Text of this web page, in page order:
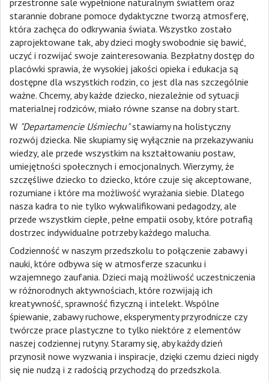
przestronne sale wypełnione naturalnym światłem oraz
starannie dobrane pomoce dydaktyczne tworzą atmosferę,
która zachęca do odkrywania świata. Wszystko zostało
zaprojektowane tak, aby dzieci mogły swobodnie się bawić,
uczyć i rozwijać swoje zainteresowania. Bezpłatny dostęp do
placówki sprawia, że wysokiej jakości opieka i edukacja są
dostępne dla wszystkich rodzin, co jest dla nas szczególnie
ważne. Chcemy, aby każde dziecko, niezależnie od sytuacji
materialnej rodziców, miało równe szanse na dobry start.
W "Departamencie Uśmiechu"stawiamy na holistyczny
rozwój dziecka. Nie skupiamy się wyłącznie na przekazywaniu
wiedzy, ale przede wszystkim na kształtowaniu postaw,
umiejętności społecznych i emocjonalnych. Wierzymy, że
szczęśliwe dziecko to dziecko, które czuje się akceptowane,
rozumiane i które ma możliwość wyrażania siebie. Dlatego
nasza kadra to nie tylko wykwalifikowani pedagodzy, ale
przede wszystkim ciepłe, pełne empatii osoby, które potrafią
dostrzec indywidualne potrzeby każdego malucha.
Codzienność w naszym przedszkolu to połączenie zabawy i
nauki, które odbywa się w atmosferze szacunku i
wzajemnego zaufania. Dzieci mają możliwość uczestniczenia
w różnorodnych aktywnościach, które rozwijają ich
kreatywność, sprawność fizyczną i intelekt. Wspólne
śpiewanie, zabawy ruchowe, eksperymenty przyrodnicze czy
twórcze prace plastyczne to tylko niektóre z elementów
naszej codziennej rutyny. Staramy się, aby każdy dzień
przynosił nowe wyzwania i inspiracje, dzięki czemu dzieci nigdy
się nie nudzą i z radością przychodzą do przedszkola.